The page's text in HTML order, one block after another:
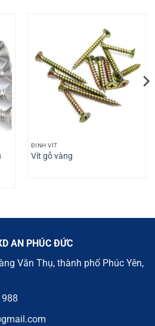
ĐINH VÍT
Vít gỗ vàng
AN PHÚC ĐỨC
Văn Thụ, thành phố Phúc Yên,